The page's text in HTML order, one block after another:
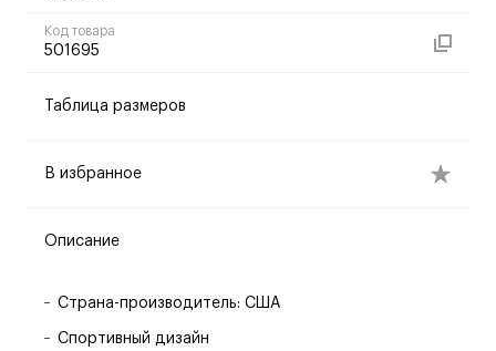
Код товара
501695
Таблица размеров
В избранное
Описание
Страна-производитель: США
Спортивный дизайн